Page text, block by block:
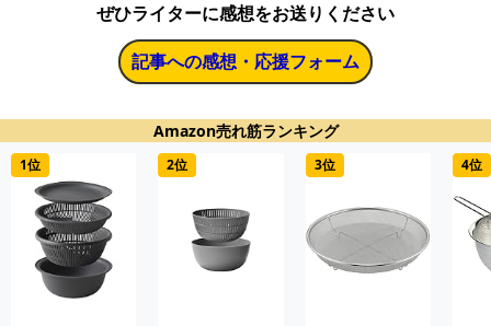
ぜひライターに感想をお送りください
記事への感想・応援フォーム
Amazon売れ筋ランキング
1位 2位 3位 4位